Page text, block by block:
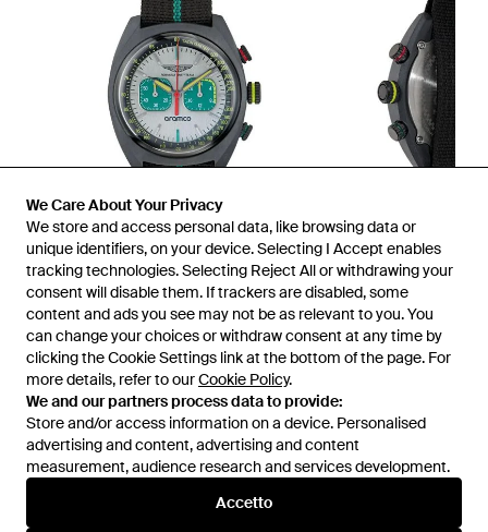
We Care About Your Privacy
We store and access personal data, like browsing data or
unique identifiers, on your device. Selecting I Accept enables
tracking technologies. Selecting Reject All or withdrawing your
consent will disable them. If trackers are disabled, some
content and ads you see may not be as relevant to you. You
can change your choices or withdraw consent at any time by
clicking the Cookie Settings link at the bottom of the page. For
more details, refer to ourCookie Policy.
We and our partners process data to provide:
Store and/or access information on a device. Personalised
advertising and content, advertising and content
measurement, audience research and services development.
Accetto
Prima disponibile presso:FARFETCH